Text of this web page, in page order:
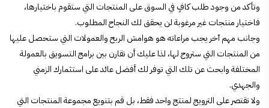
وتأكد من وجود طلب كافٍ في السوق على المنتجات التي ستقوم باختيارها،
فاختيار منتجات غير مرغوبة لن يحقق لك النجاح المطلوب.
وجانب مهم آخر يجب مراعاته هو هوامش الربح والعمولات التي ستحصل عليها
من المنتجات التي ستروج لها، لذا عليك أن تقارن بين برامج التسويق بالعمولة
المختلفة وابحث عن تلك التي توفر لك أفضل عائد على استثمارك الزمني
والجهدي.
ولا تقتصر على الترويج لمنتج واحد فقط، بل قم بتنويع مجموعة المنتجات التي